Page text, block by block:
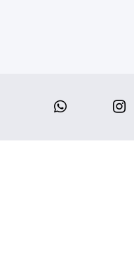
Whatsapp